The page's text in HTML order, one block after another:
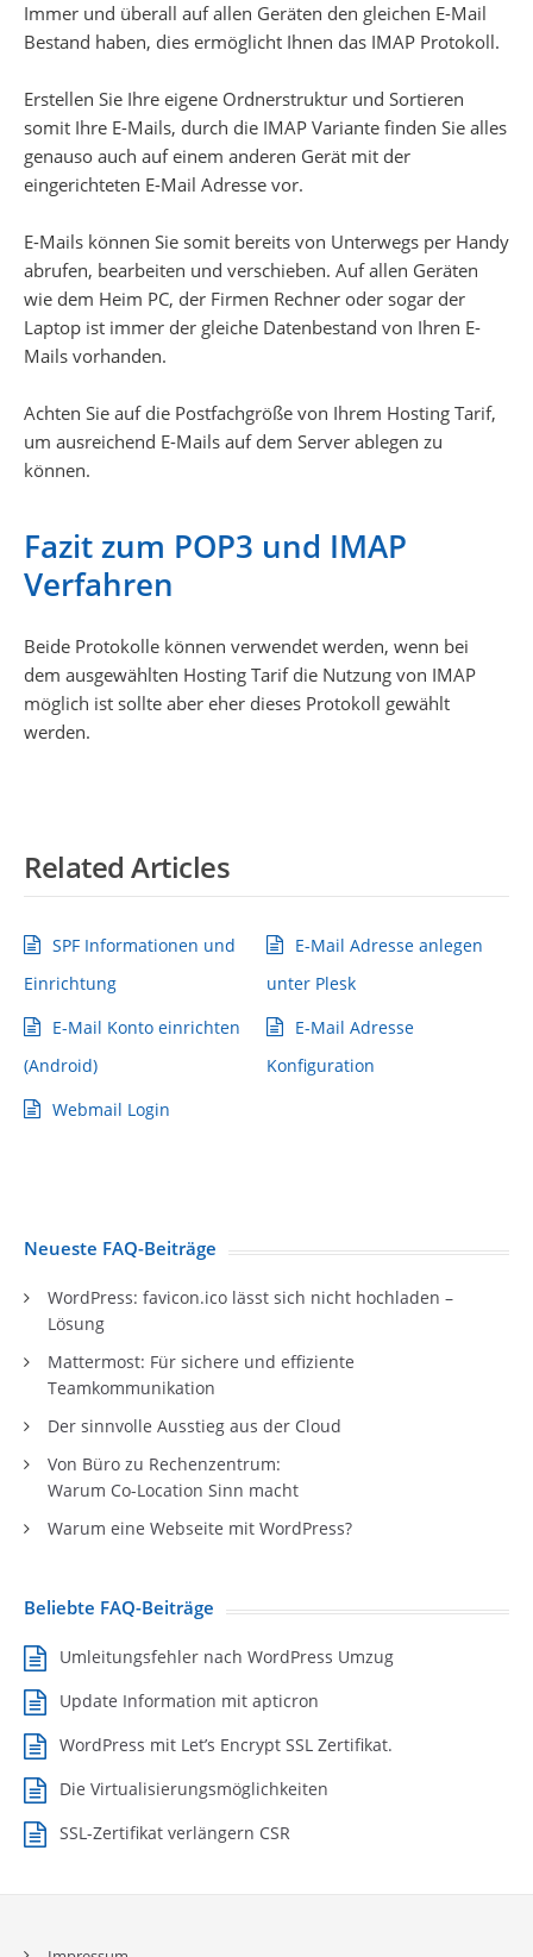
Immer und überall auf allen Geräten den gleichen E-Mail
Bestand haben, dies ermöglicht Ihnen das IMAP Protokoll.
Erstellen Sie Ihre eigene Ordnerstruktur und Sortieren
somit Ihre E-Mails, durch die IMAP Variante finden Sie alles
genauso auch auf einem anderen Gerät mit der
eingerichteten E-Mail Adresse vor.
E-Mails können Sie somit bereits von Unterwegs per Handy
abrufen, bearbeiten und verschieben. Auf allen Geräten
wie dem Heim PC, der Firmen Rechner oder sogar der
Laptop ist immer der gleiche Datenbestand von Ihren E-
Mails vorhanden.
Achten Sie auf die Postfachgröße von Ihrem Hosting Tarif,
um ausreichend E-Mails auf dem Server ablegen zu
können.
Fazit zum POP3 und IMAP
Verfahren
Beide Protokolle können verwendet werden, wenn bei
dem ausgewählten Hosting Tarif die Nutzung von IMAP
möglich ist sollte aber eher dieses Protokoll gewählt
werden.
Related Articles
SPF Informationen und
Einrichtung
E-Mail Adresse anlegen
unter Plesk
E-Mail Konto einrichten
(Android)
E-Mail Adresse
Konfiguration
Webmail Login
Neueste FAQ-Beiträge
WordPress: favicon.ico lässt sich nicht hochladen –
Lösung
Mattermost: Für sichere und effiziente
Teamkommunikation
Der sinnvolle Ausstieg aus der Cloud
Von Büro zu Rechenzentrum:
Warum Co-Location Sinn macht
Warum eine Webseite mit WordPress?
Beliebte FAQ-Beiträge
Umleitungsfehler nach WordPress Umzug
Update Information mit apticron
WordPress mit Let’s Encrypt SSL Zertifikat.
Die Virtualisierungsmöglichkeiten
SSL-Zertifikat verlängern CSR